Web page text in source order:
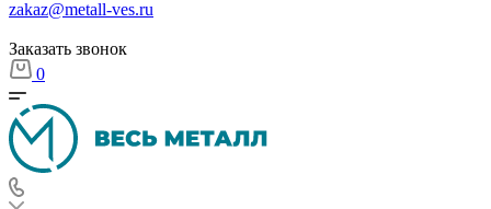
zakaz@metall-ves.ru
Заказать звонок
0